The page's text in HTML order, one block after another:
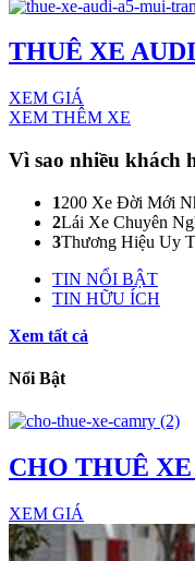
THUÊ XE
XEM GIÁ
XEM THÊM XE
Vì sao nhiều khách
1200 Xe Đời Mới
2Lái Xe Chuyên
3Thương Hiệu Uy
TIN NỔI BẬT
TIN HỮU ÍCH
Xem tất cả
Nổi Bật
CHO THUÊ
XEM GIÁ